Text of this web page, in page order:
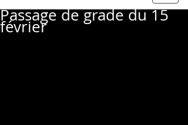
Passage de grade du 15
février